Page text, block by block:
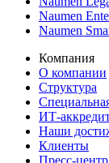
Naumen
Naumen
Компания
О компании
Структура
ИТ-
Наши
Клиенты